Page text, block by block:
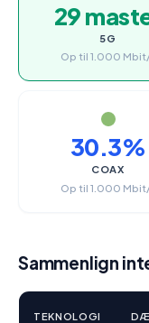
29
5G
Op til 1.000
30.3%
COAX
Op til 1.000
Sammenlign
TEKNOLOGI